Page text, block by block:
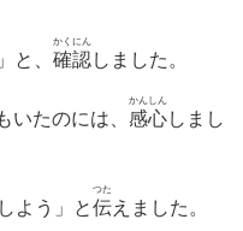
」と、 確認
かくにん
しました。
いたのには、 感心
かんしん
しまし
よう」と伝
つた
えました。